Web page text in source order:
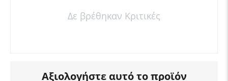
Δε βρέθηκαν Κριτικές
Αξιολογήστε αυτό το προϊόν